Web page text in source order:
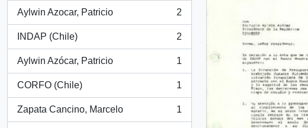
Aylwin Azocar, Patricio
, 2 resultados
2
INDAP (Chile)
, 2 resultados
2
Aylwin Azócar, Patricio
, 1 resultados
1
CORFO (Chile)
, 1 resultados
1
Zapata Cancino, Marcelo
, 1 resultados
1